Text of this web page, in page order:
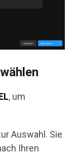
, um
Auswahl. Sie
Ihren